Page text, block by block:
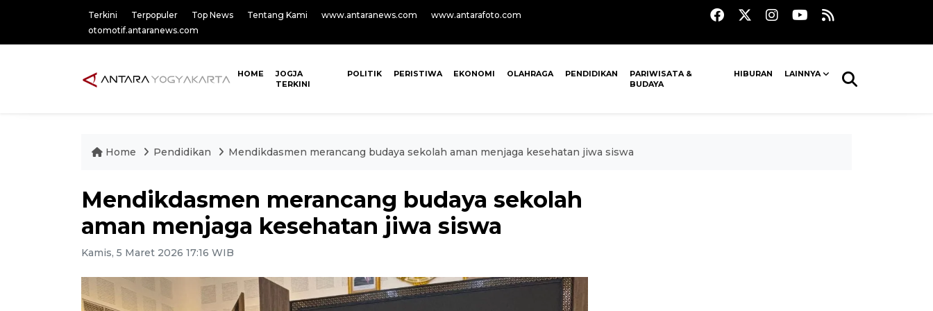
Terkini Terpopuler Top News Tentang Kami www.antaranews.com
www.antarafoto.com
otomotif.antaranews.com
HOME
JOGJA
TERKINI
POLITIK PERISTIWA EKONOMI OLAHRAGA PENDIDIKAN
PARIWISATA &
BUDAYA
HIBURAN LAINNYA
Home Pendidikan Mendikdasmen merancang budaya sekolah aman menjaga kesehatan jiwa siswa
Mendikdasmen merancang budaya sekolah
aman menjaga kesehatan jiwa siswa
Kamis, 5 Maret 2026 17:16 WIB